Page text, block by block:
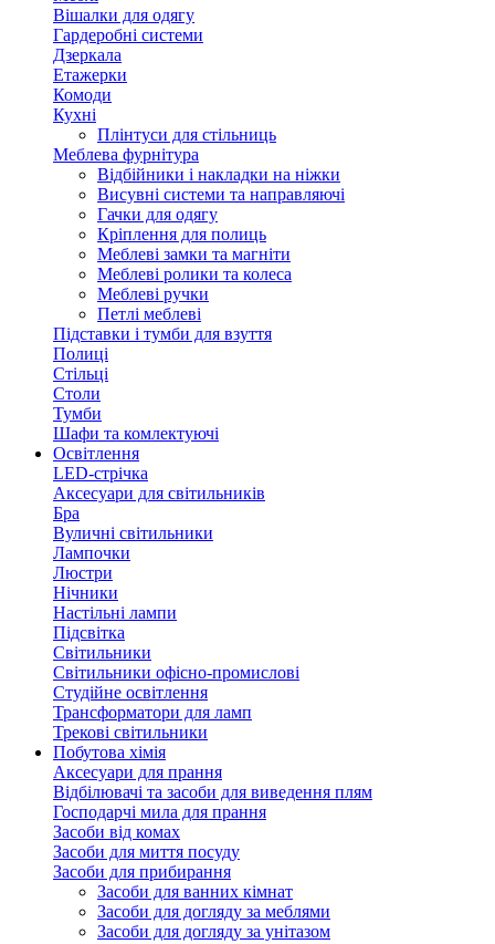
Вішалки для одягу
Гардеробні системи
Дзеркала
Етажерки
Комоди
Кухні
Плінтуси для стільниць
Меблева фурнітура
Відбійники і накладки на ніжки
Висувні системи та направляючі
Гачки для одягу
Кріплення для полиць
Меблеві замки та магніти
Меблеві ролики та колеса
Меблеві ручки
Петлі меблеві
Підставки і тумби для взуття
Полиці
Стільці
Столи
Тумби
Шафи та комлектуючі
Освітлення
LED-стрічка
Аксесуари для світильників
Бра
Вуличні світильники
Лампочки
Люстри
Нічники
Настільні лампи
Підсвітка
Світильники
Світильники офісно-промислові
Студійне освітлення
Трансформатори для ламп
Трекові світильники
Побутова хімія
Аксесуари для прання
Відбілювачі та засоби для виведення плям
Господарчі мила для прання
Засоби від комах
Засоби для миття посуду
Засоби для прибирання
Засоби для ванних кімнат
Засоби для догляду за меблями
Засоби для догляду за унітазом